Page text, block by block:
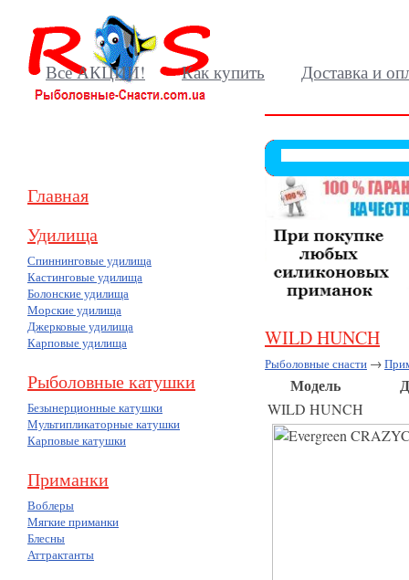
Все АКЦИИ! Как купить Доставка и
Главная
Удилища
Спиннинговые удилища
Кастинговые удилища
Болонские удилища
Морские удилища
Джерковые удилища
Карповые удилища
Рыболовные катушки
Безынерционные катушки
Мультипликаторные катушки
Карповые катушки
Приманки
Воблеры
Мягкие приманки
Блесны
Аттрактанты
WILD HUNCH
Рыболовные снасти →
Модель
WILD HUNCH